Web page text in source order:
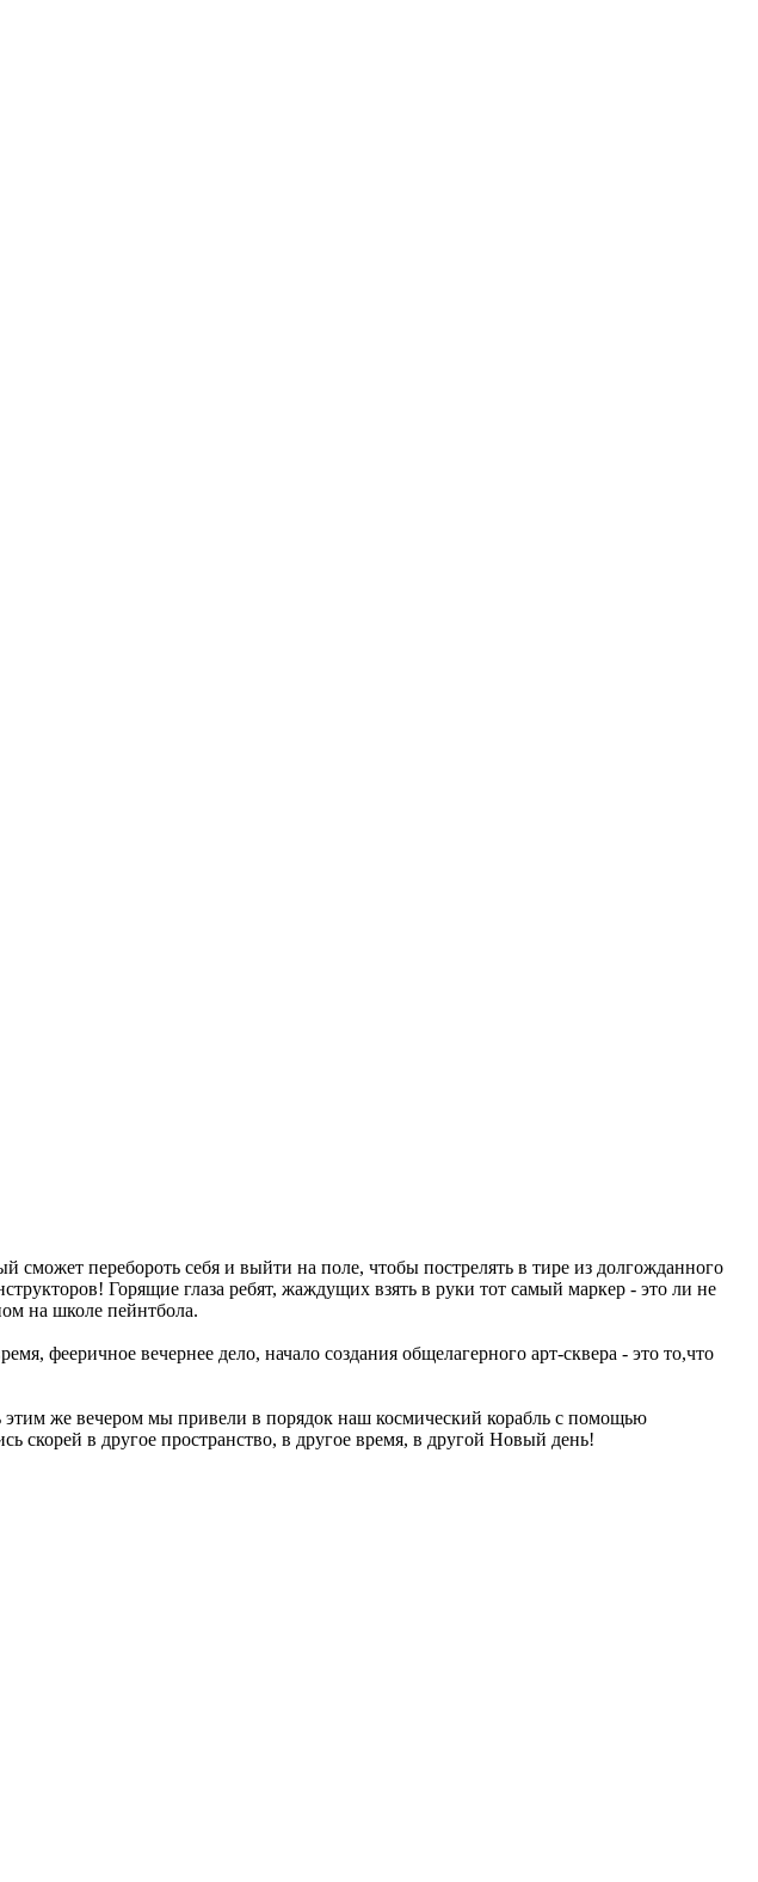
сможет перебороть себя и выйти на поле, чтобы пострелять в тире из долгожданного
Горящие глаза ребят, жаждущих взять в руки тот самый маркер - это ли не
на школе пейнтбола.
фееричное вечернее дело, начало создания общелагерного арт-сквера - это то,что
этим же вечером мы привели в порядок наш космический корабль с помощью
скорей в другое пространство, в другое время, в другой Новый день!